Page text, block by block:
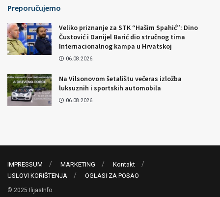
Preporučujemo
Veliko priznanje za STK “Hašim Spahić”: Dino
Čustović i Danijel Barić dio stručnog tima
Internacionalnog kampa u Hrvatskoj
06.08.2026.
Na Vilsonovom šetalištu večeras izložba
luksuznih i sportskih automobila
06.08.2026.
IMPRESSUM MARKETING
Kontakt
USLOVI KORIŠTENJA
OGLASI ZA POSAO
© 2025 IlijasInfo